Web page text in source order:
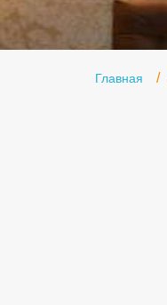
Главная
Офис г. Москва